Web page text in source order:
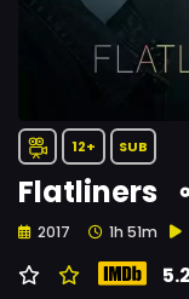
12+ SUB
Flatliners
2017 1h 51m
5.2